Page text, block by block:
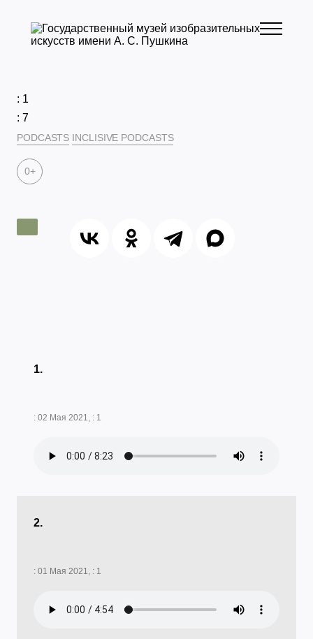
: 1
: 7
PODCASTS INCLISIVE PODCASTS
0+
1.
: 02 Мая 2021, : 1
2.
: 01 Мая 2021, : 1